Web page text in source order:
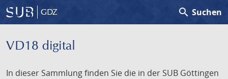
GDZ search Suchen
VD18 digital
In dieser Sammlung finden Sie die in der SUB Göttingen